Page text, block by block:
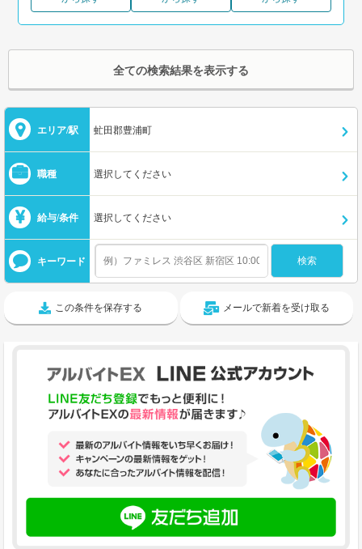
全ての検索結果を表示する
エリア/駅 虻田郡豊浦町
職種 選択してください
給与/条件 選択してください
キーワード
この条件を保存する メールで新着を受け取る